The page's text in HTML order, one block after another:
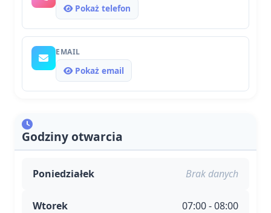
Pokaż telefon
EMAIL
Pokaż email
Godziny otwarcia
Poniedziałek Brak danych
Wtorek 07:00 - 08:00